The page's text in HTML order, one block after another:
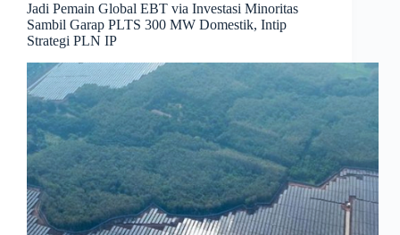
Jadi Pemain Global EBT via Investasi Minoritas
Sambil Garap PLTS 300 MW Domestik, Intip
Strategi PLN IP